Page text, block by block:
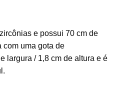
e possui 70 cm de
com uma gota de
largura / 1,8 cm de altura e é